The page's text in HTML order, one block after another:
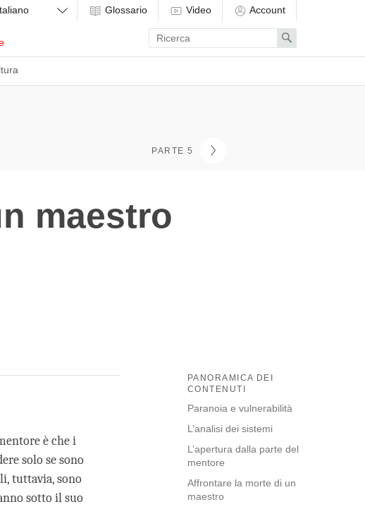
Glossario Video Account
Enter
search
term
Search
PARTE 5
maestro
PANORAMICA DEI
CONTENUTI
Paranoia e vulnerabilità
L’analisi dei sistemi
L’apertura dalla parte del
mentore
Affrontare la morte di un
maestro
è che i
solo se sono
tuttavia, sono
sotto il suo